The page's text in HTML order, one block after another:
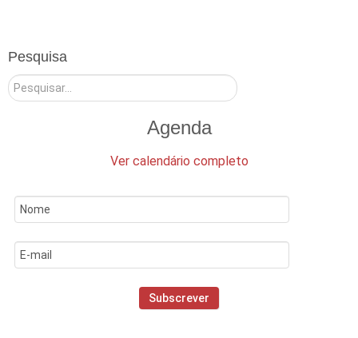
Pesquisa
Pesquisar
Agenda
Ver calendário completo